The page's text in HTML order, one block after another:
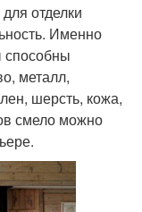
отделки
Именно
способны
металл,
шерсть, кожа,
смело можно